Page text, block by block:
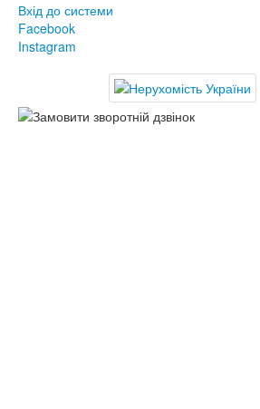
Вхід до системи
Facebook
Instagram